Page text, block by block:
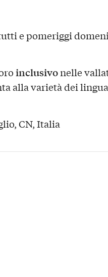
e pomeriggi
inclusivonelle
alla varietà dei
CN, Italia